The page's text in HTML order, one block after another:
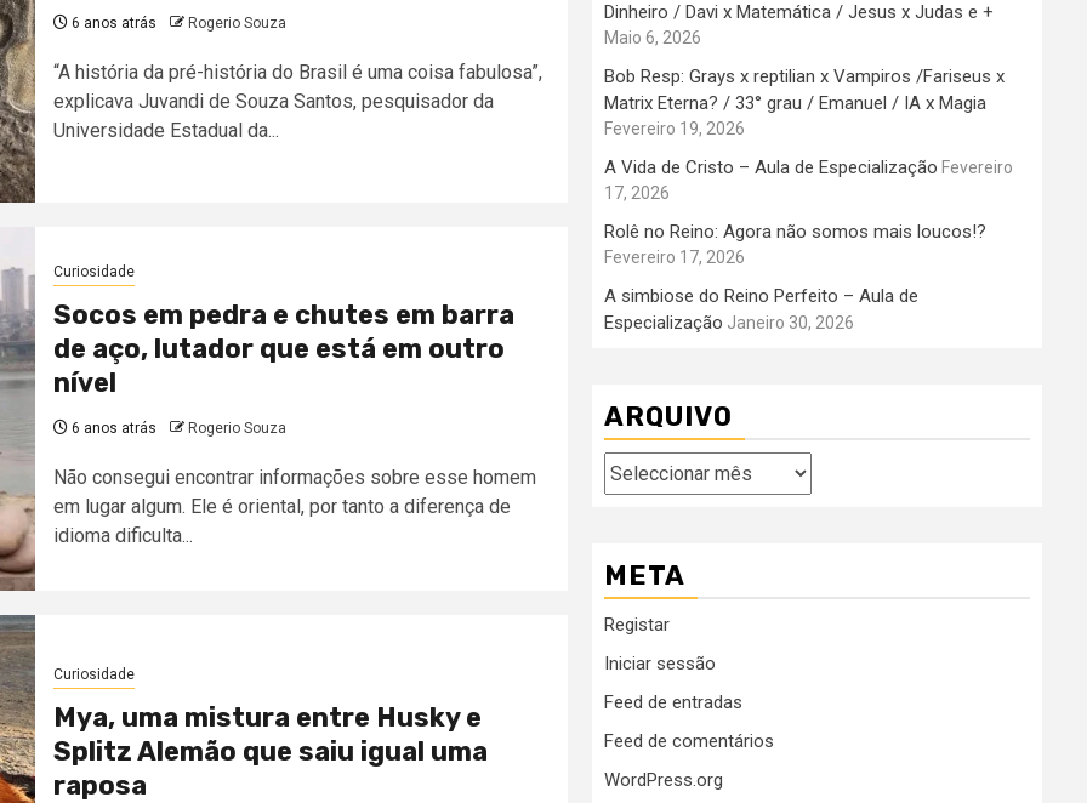
6 anos atrás Rogerio Souza
“A história da pré-história do Brasil é uma coisa fabulosa”,
explicava Juvandi de Souza Santos, pesquisador da
Universidade Estadual da...
Curiosidade
Socos em pedra e chutes em barra
de aço, lutador que está em outro
nível
6 anos atrás Rogerio Souza
Não consegui encontrar informações sobre esse homem
em lugar algum. Ele é oriental, por tanto a diferença de
idioma dificulta...
Curiosidade
Mya, uma mistura entre Husky e
Splitz Alemão que saiu igual uma
raposa
Dinheiro / Davi x Matemática / Jesus x Judas e +
Maio 6, 2026
Bob Resp: Grays x reptilian x Vampiros /Fariseus x
Matrix Eterna? / 33° grau / Emanuel / IA x Magia
Fevereiro 19, 2026
A Vida de Cristo – Aula de Especialização Fevereiro
17, 2026
Rolê no Reino: Agora não somos mais loucos!?
Fevereiro 17, 2026
A simbiose do Reino Perfeito – Aula de
Especialização Janeiro 30, 2026
ARQUIVO
Arquivo
META
Registar
Iniciar sessão
Feed de entradas
Feed de comentários
WordPress.org